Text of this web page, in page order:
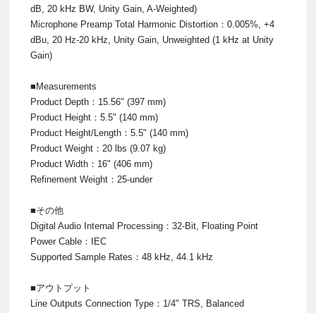
dB, 20 kHz BW, Unity Gain, A-Weighted)
Microphone Preamp Total Harmonic Distortion：0.005%, +4
dBu, 20 Hz-20 kHz, Unity Gain, Unweighted (1 kHz at Unity
Gain)
■Measurements
Product Depth：15.56" (397 mm)
Product Height：5.5" (140 mm)
Product Height/Length：5.5" (140 mm)
Product Weight：20 lbs (9.07 kg)
Product Width：16" (406 mm)
Refinement Weight：25-under
■その他
Digital Audio Internal Processing：32-Bit, Floating Point
Power Cable：IEC
Supported Sample Rates：48 kHz, 44.1 kHz
■アウトプット
Line Outputs Connection Type：1/4" TRS, Balanced